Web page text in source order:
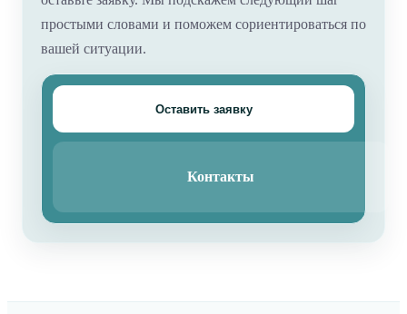
простыми словами и поможем сориентироваться по
вашей ситуации.
Оставить заявку
Контакты